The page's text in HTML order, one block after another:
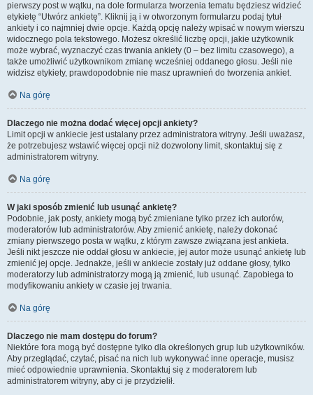
pierwszy post w wątku, na dole formularza tworzenia tematu będziesz widzieć
etykietę “Utwórz ankietę”. Kliknij ją i w otworzonym formularzu podaj tytuł
ankiety i co najmniej dwie opcje. Każdą opcję należy wpisać w nowym wierszu
widocznego pola tekstowego. Możesz określić liczbę opcji, jakie użytkownik
może wybrać, wyznaczyć czas trwania ankiety (0 – bez limitu czasowego), a
także umożliwić użytkownikom zmianę wcześniej oddanego głosu. Jeśli nie
widzisz etykiety, prawdopodobnie nie masz uprawnień do tworzenia ankiet.
Na górę
Dlaczego nie można dodać więcej opcji ankiety?
Limit opcji w ankiecie jest ustalany przez administratora witryny. Jeśli uważasz,
że potrzebujesz wstawić więcej opcji niż dozwolony limit, skontaktuj się z
administratorem witryny.
Na górę
W jaki sposób zmienić lub usunąć ankietę?
Podobnie, jak posty, ankiety mogą być zmieniane tylko przez ich autorów,
moderatorów lub administratorów. Aby zmienić ankietę, należy dokonać
zmiany pierwszego posta w wątku, z którym zawsze związana jest ankieta.
Jeśli nikt jeszcze nie oddał głosu w ankiecie, jej autor może usunąć ankietę lub
zmienić jej opcje. Jednakże, jeśli w ankiecie zostały już oddane głosy, tylko
moderatorzy lub administratorzy mogą ją zmienić, lub usunąć. Zapobiega to
modyfikowaniu ankiety w czasie jej trwania.
Na górę
Dlaczego nie mam dostępu do forum?
Niektóre fora mogą być dostępne tylko dla określonych grup lub użytkowników.
Aby przeglądać, czytać, pisać na nich lub wykonywać inne operacje, musisz
mieć odpowiednie uprawnienia. Skontaktuj się z moderatorem lub
administratorem witryny, aby ci je przydzielił.